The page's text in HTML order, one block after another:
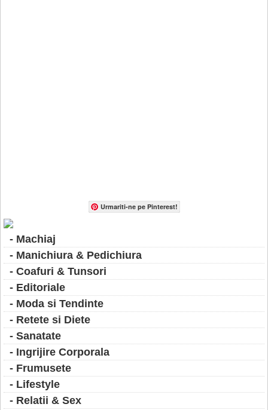
Urmariti-ne pe Pinterest!
- Machiaj
- Manichiura & Pedichiura
- Coafuri & Tunsori
- Editoriale
- Moda si Tendinte
- Retete si Diete
- Sanatate
- Ingrijire Corporala
- Frumusete
- Lifestyle
- Relatii & Sex